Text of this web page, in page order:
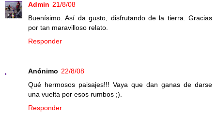
Admin 21/8/08
Buenísimo. Así da gusto, disfrutando de la tierra. Gracias
por tan maravilloso relato.
Responder
Anónimo 22/8/08
Qué hermosos paisajes!!! Vaya que dan ganas de darse
una vuelta por esos rumbos ;).
Responder